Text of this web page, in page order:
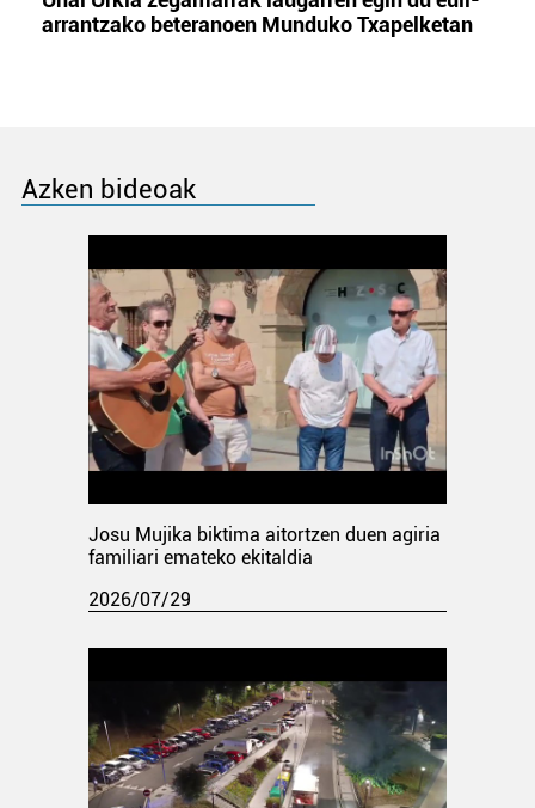
arrantzako beteranoen Munduko Txapelketan
Azken bideoak
Josu Mujika biktima aitortzen duen agiria
familiari emateko ekitaldia
2026/07/29